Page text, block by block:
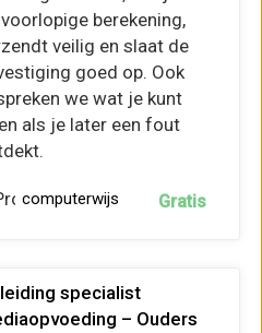
berekening,
veilig en slaat de
goed op. Ook
we wat je kunt
als je later een fout
computerwijs Gratis
specialist
– Ouders